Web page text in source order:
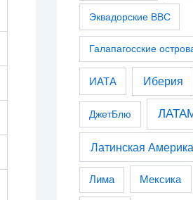
Эквадорские ВВС
Галапагосские
ИАТА Иберия
ДжетБлю
Латинская
Лима Мексика